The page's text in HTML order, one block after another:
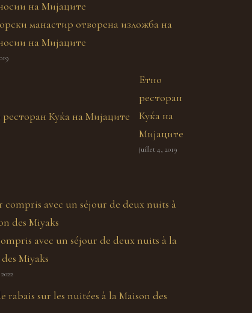
манастир отворена изложба на
на Мијаците
Етно
ресторан
Куќа на
Мијаците
juillet 4, 2019
avec un séjour de deux nuits à la
Miyaks